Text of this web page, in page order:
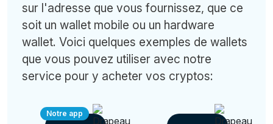
sur l'adresse que vous fournissez, que ce
soit un wallet mobile ou un hardware
wallet. Voici quelques exemples de wallets
que vous pouvez utiliser avec notre
service pour y acheter vos cryptos:
Notre app